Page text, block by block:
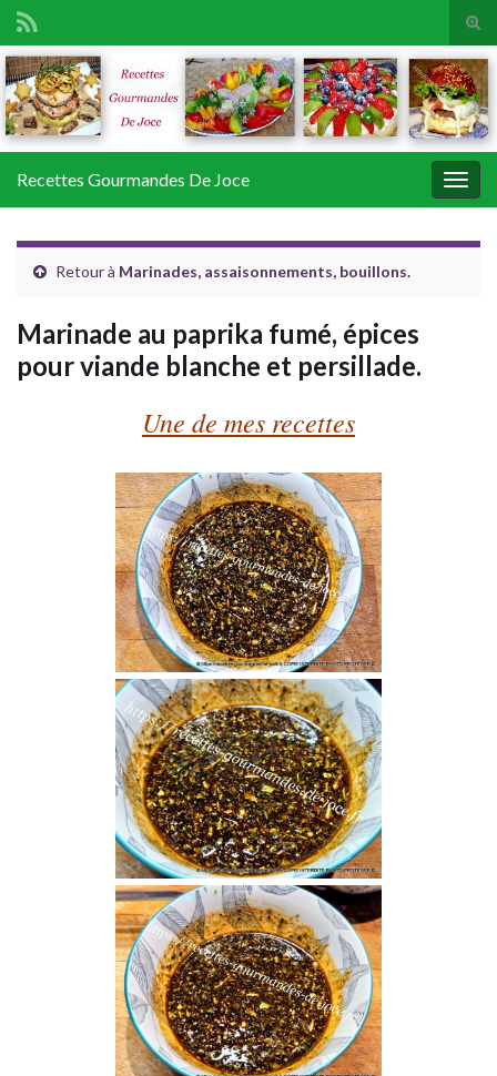
Search for:
Recettes Gourmandes De Joce
Retour à Marinades, assaisonnements, bouillons.
Marinade au paprika fumé, épices
pour viande blanche et persillade.
Une de mes recettes